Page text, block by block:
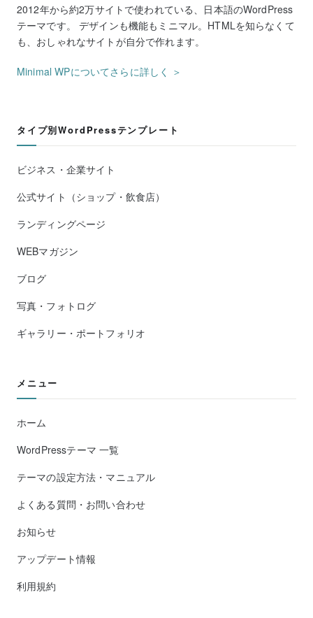
2012年から約2万サイトで使われている、日本語のWordPress
テーマです。 デザインも機能もミニマル。HTMLを知らなくて
も、おしゃれなサイトが自分で作れます。
Minimal WPについてさらに詳しく ＞
タイプ別WordPressテンプレート
ビジネス・企業サイト
公式サイト（ショップ・飲食店）
ランディングページ
WEBマガジン
ブログ
写真・フォトログ
ギャラリー・ポートフォリオ
メニュー
ホーム
WordPressテーマ 一覧
テーマの設定方法・マニュアル
よくある質問・お問い合わせ
お知らせ
アップデート情報
利用規約